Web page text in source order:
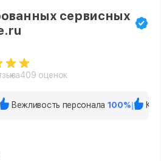
сервисных
409 оценок
Вежливость персонала 100%